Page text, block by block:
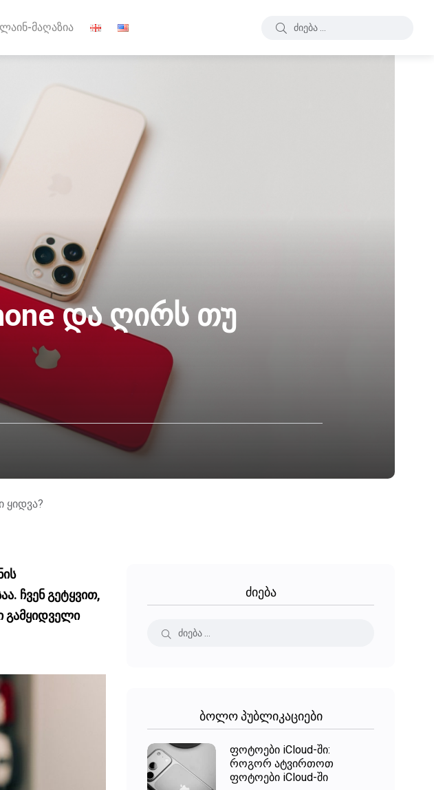
მაღაზია
და ღირს თუ
ყიდვა?
ჩვენ გეტყვით,
გამყიდველი
ძიება
ბოლო პუბლიკაციები
ფოტოები iCloud-ში:
როგორ ატვირთოთ
ფოტოები iCloud-ში